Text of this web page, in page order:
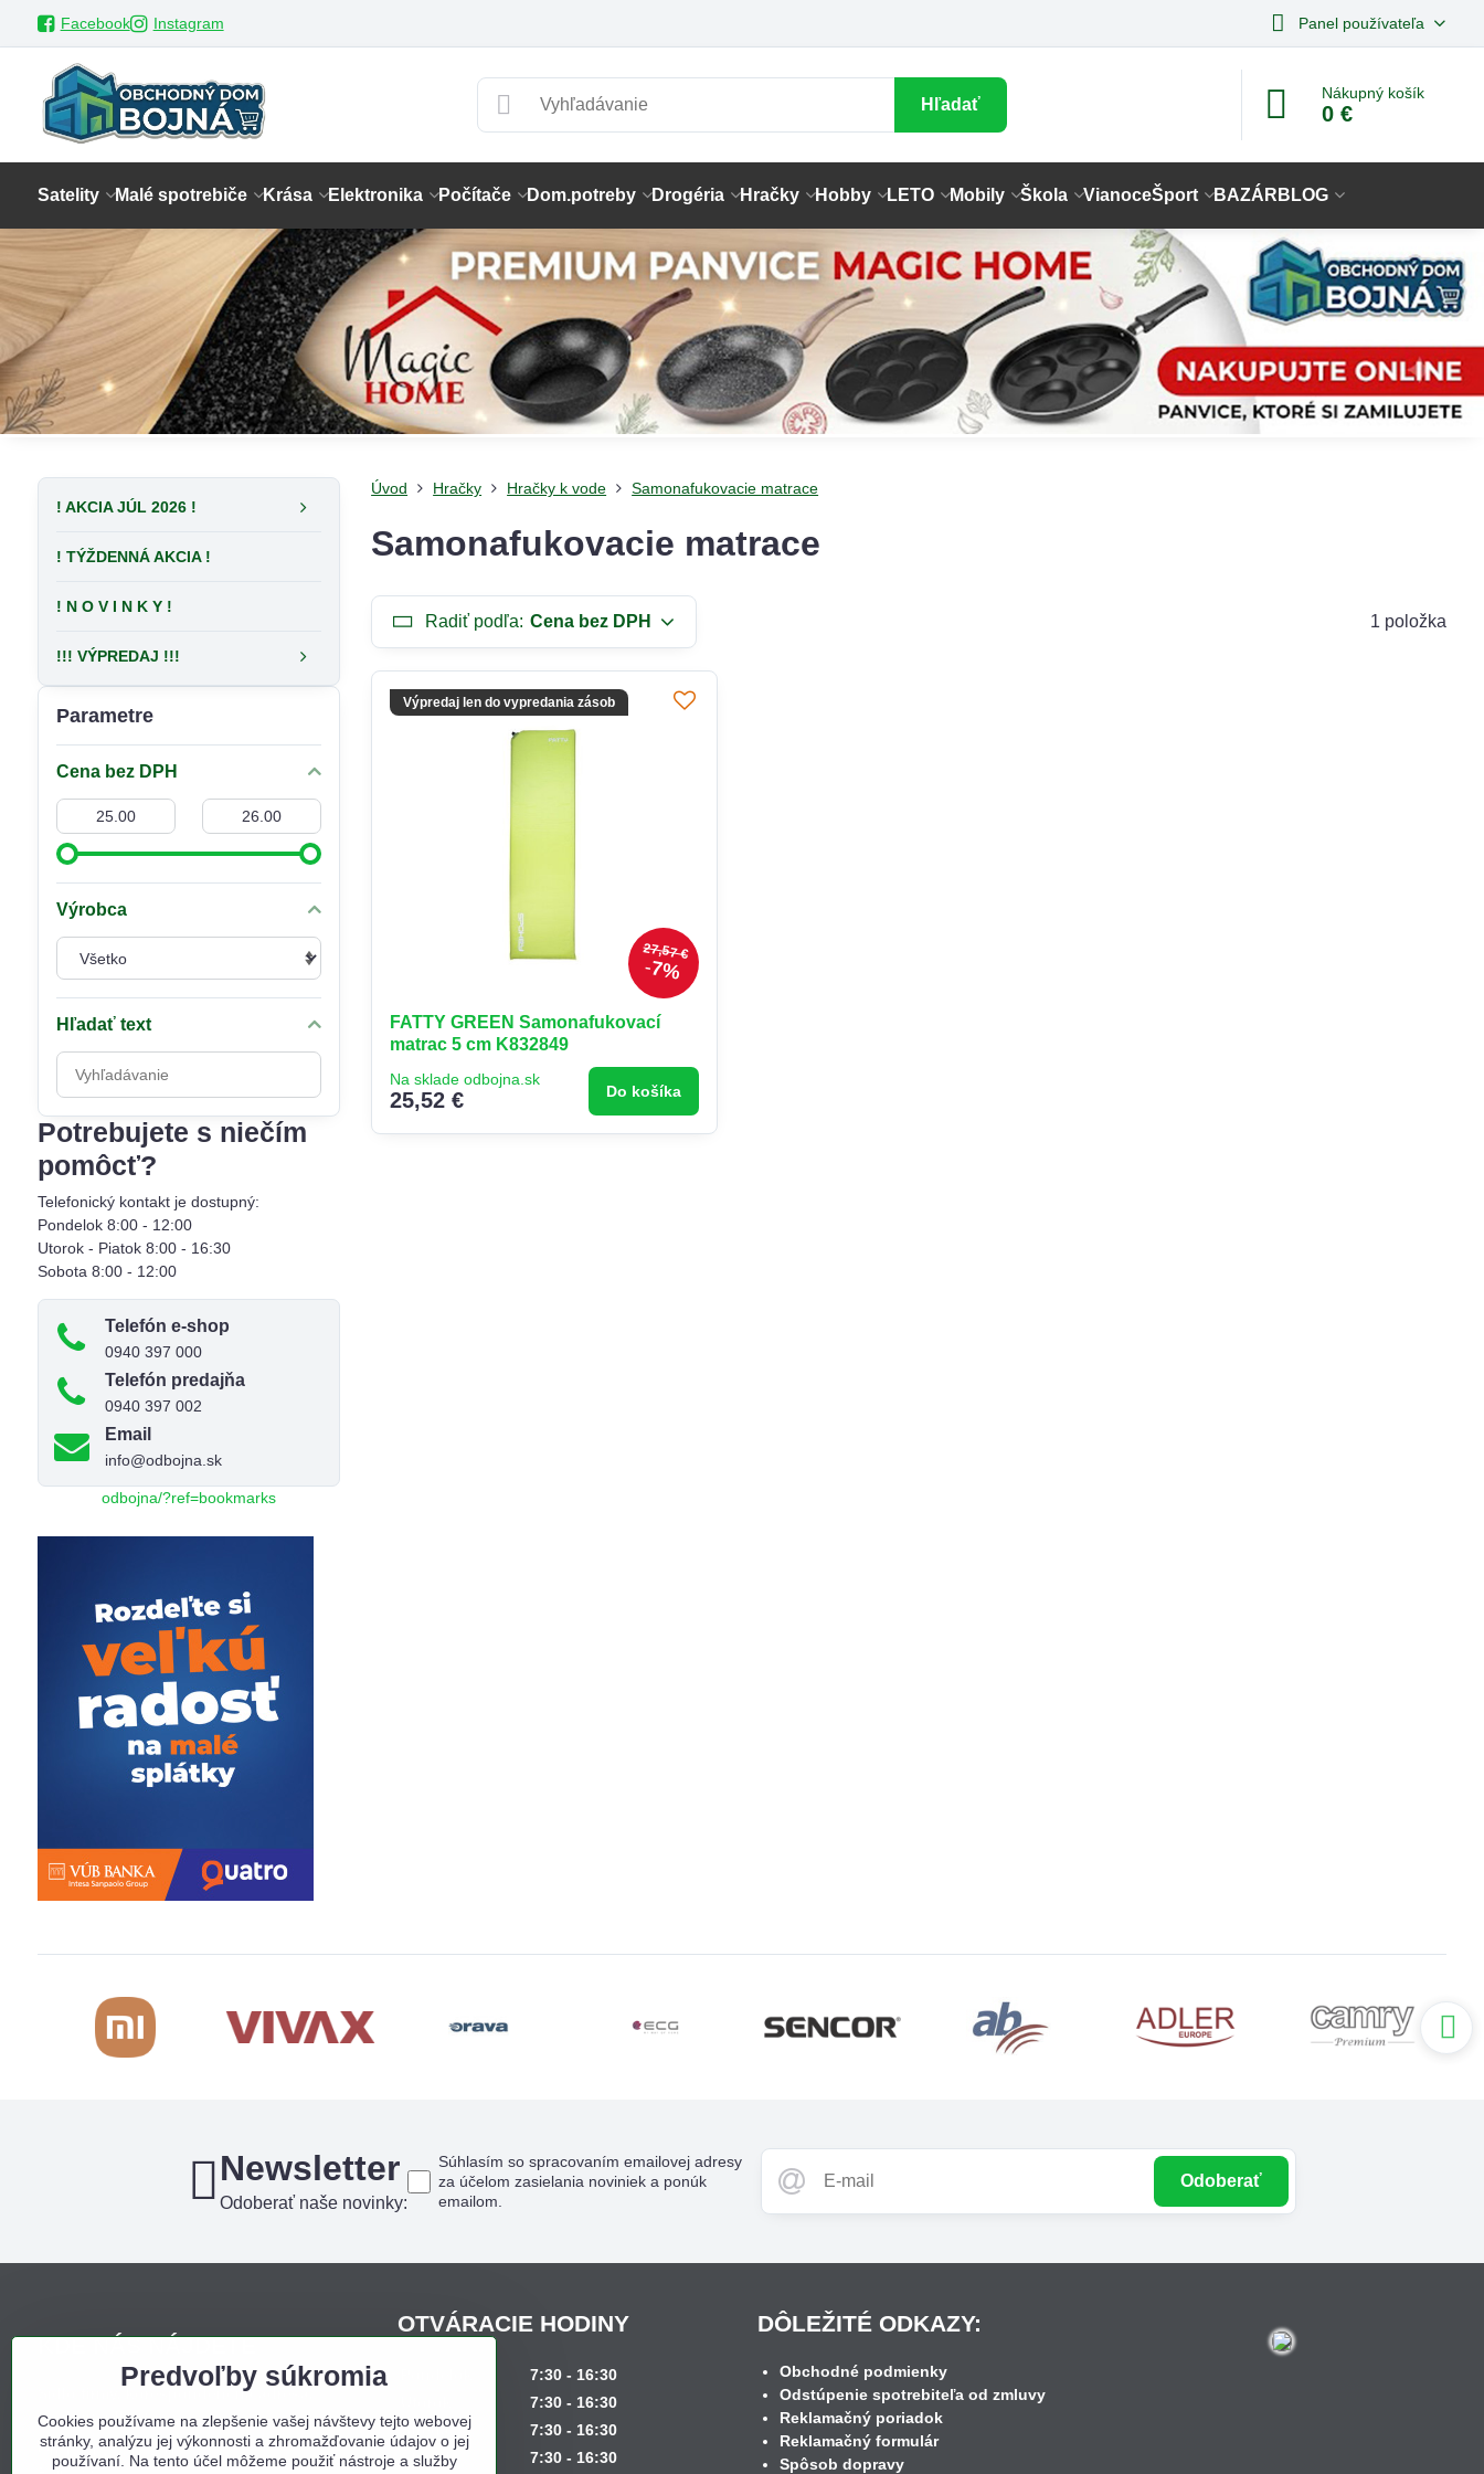
Facebook Instagram Panel používateľa
Hľadať
Nákupný košík
0 €
Satelity Malé spotrebiče Krása Elektronika Počítače Dom.potreby Drogéria Hračky Hobby LETO Mobily Škola VianoceŠport BAZÁR BLOG
Úvod Hračky Hračky k vode Samonafukovacie matrace
Samonafukovacie matrace
Radiť podľa: Cena bez DPH 1 položka
27,57 €
7%
Výpredaj len do vypredania zásob
FATTY GREEN Samonafukovací
matrac 5 cm K832849
Na sklade odbojna.sk
25,52 € Do košíka
Parametre
Cena bez DPH
Od: Do:
Výrobca
Hľadať text
Prehľadať
výsledky
filtra
fulltextom
Potrebujete s niečím
pomôcť?
Telefonický kontakt je dostupný:
Pondelok 8:00 - 12:00
Utorok - Piatok 8:00 - 16:30
Sobota 8:00 - 12:00
Telefón e-shop
0940 397 000
Telefón predajňa
0940 397 002
Email
info@odbojna.sk
! AKCIA JÚL 2026 !
! TÝŽDENNÁ AKCIA !
! N O V I N K Y !
!!! VÝPREDAJ !!!
odbojna/?ref=bookmarks
Newsletter
Odoberať naše novinky:
Odoberať
Súhlasím so spracovaním emailovej adresy
za účelom zasielania noviniek a ponúk
emailom.
KDE NÁS NÁJDETE
Sídlo firmy, korešpondenčná adresa,
osobný odber:
Obchodný dom Bojná
OTVÁRACIE HODINY
7:30 - 16:30
7:30 - 16:30
Streda
7:30 - 16:30
Štvrtok
7:30 - 16:30
DÔLEŽITÉ ODKAZY:
Obchodné podmienky
Odstúpenie spotrebiteľa od zmluvy
Reklamačný poriadok
Reklamačný formulár
Spôsob dopravy
Predvoľby súkromia
Cookies používame na zlepšenie vašej návštevy tejto webovej
stránky, analýzu jej výkonnosti a zhromažďovanie údajov o jej
používaní. Na tento účel môžeme použiť nástroje a služby